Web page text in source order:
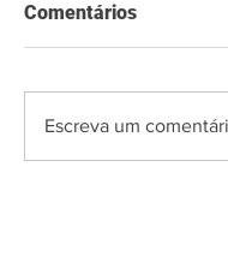
Comentários
Escreva um